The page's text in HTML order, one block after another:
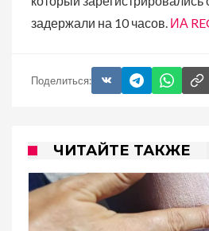
задержали на 10 часов. ИА
Поделиться:
ЧИТАЙТЕ ТАКЖЕ